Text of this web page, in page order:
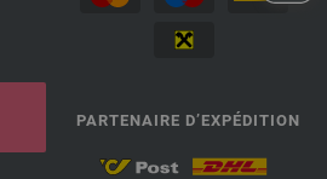
PARTENAIRE D’EXPÉDITION